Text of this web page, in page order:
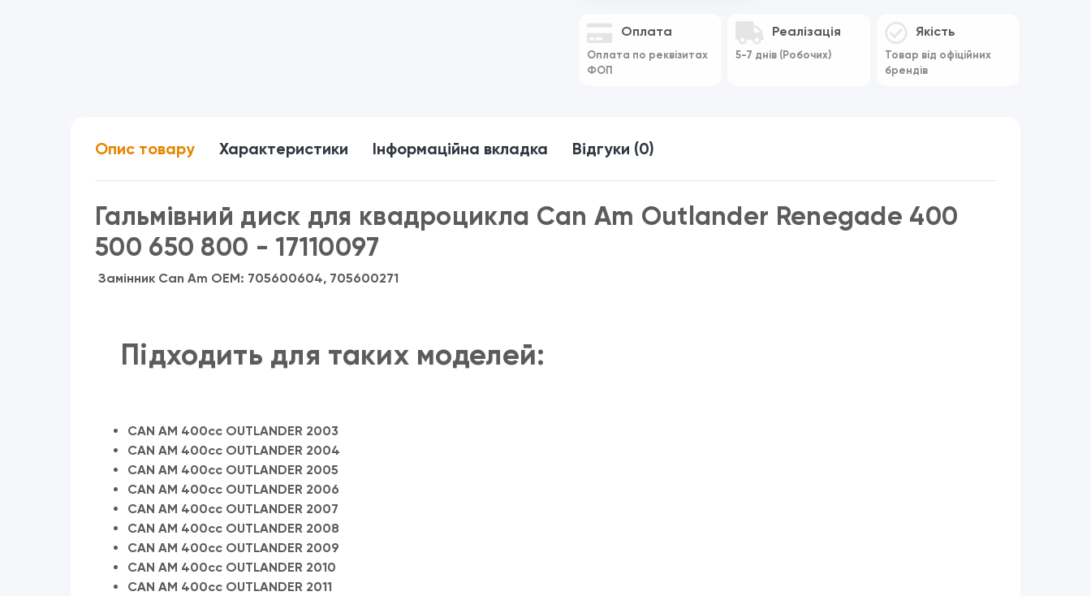
Оплата
Оплата по реквізитах
ФОП
Реалізація
5-7 днів (Робочих)
Якість
Товар від офіційних
брендів
Опис товару Характеристики Інформаційна вкладка Відгуки (0)
Гальмівний диск для квадроцикла Can Am Outlander Renegade 400
500 650 800 - 17110097
Замінник Can Am OEM: 705600604, 705600271
Підходить для таких моделей:
CAN AM 400cc OUTLANDER 2003
CAN AM 400cc OUTLANDER 2004
CAN AM 400cc OUTLANDER 2005
CAN AM 400cc OUTLANDER 2006
CAN AM 400cc OUTLANDER 2007
CAN AM 400cc OUTLANDER 2008
CAN AM 400cc OUTLANDER 2009
CAN AM 400cc OUTLANDER 2010
CAN AM 400cc OUTLANDER 2011